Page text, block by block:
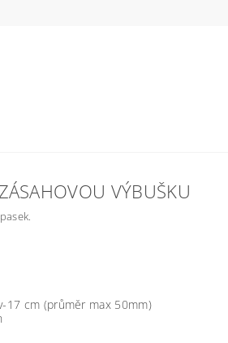
VÝBUŠKU
17 cm (průměr max 50mm)